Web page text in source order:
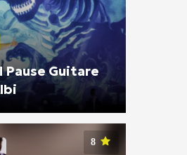
Pause Guitare
8